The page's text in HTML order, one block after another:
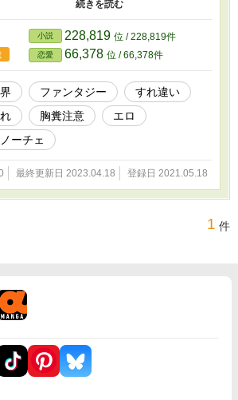
た。 少年に「七つの大罪（グリモワール）の一
だ」って言われても、そんなの知らないし分
からないよ⁉ 召喚者に狙われながら、私達は七つ
大罪（グリモワール）だった前世の記憶を取
戻そうと旅に出ることにしたのだった。 幼馴
たちと一緒に旅をする中、自分の恋心に気付
んだけど静が協力してくれると言うのでお願
したの。やっぱり持つべきものは親友だね！
けど、気付いたら好きな人と付き合っていた
は静だった……協力してくれるって言ってた
に嘘だったの？！と思うものの、好きになる
は個人の自由だから私にはとやかく言えな
……せめて打ち明けて欲しかった。 ん？ちょ
と待って？え、好き同士じゃない？！脅され
・フレネミー全開でお送りします！ ＊ ＊
初オリジナル小説連載です。 最初の方に時
、挿絵ありますのでご注意ください。 R描写
。 また、R指定話を除いて読んでも話が分か
らないようになっておりますので、ご注意下さ
。 現在の表紙絵：或眞ちゃん
小説 228,819 位 / 228,819件
恋愛 66,378 位 / 66,378件
ファンタジー
すれ違い
胸糞注意
エロ
ノーチェ
最終更新日 2023.04.18 登録日 2021.05.18
1 件